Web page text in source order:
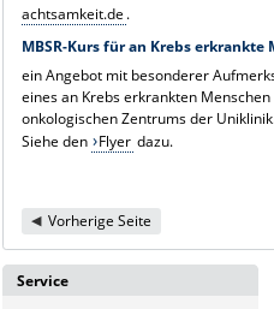
achtsamkeit.de .
MBSR-Kurs für an Krebs erkrankte
ein Angebot mit besonderer
eines an Krebs erkrankten
onkologischen Zentrums der
Siehe den Flyer dazu.
Vorherige Seite
Service